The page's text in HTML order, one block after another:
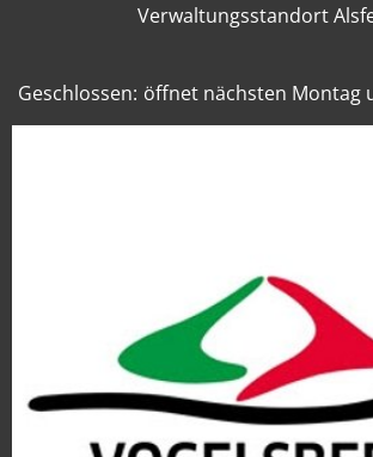
Verwaltungsstandort
Klicken, um weitere Öffnungs- oder
Geschlossen: öffnet nächsten Montag